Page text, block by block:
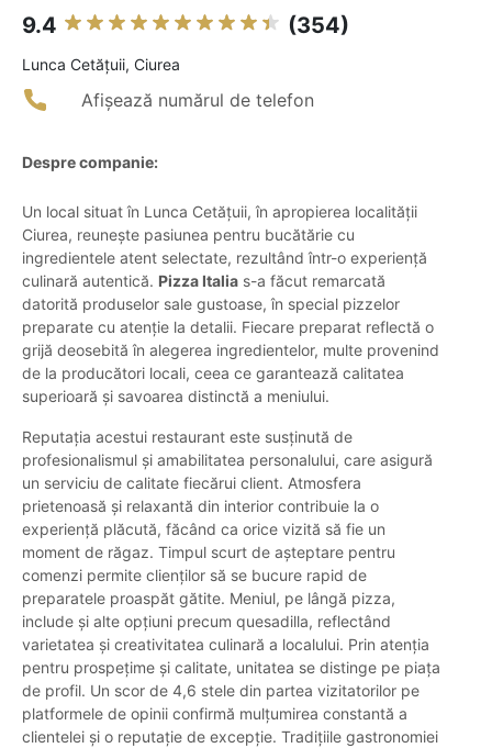
9.4 (354)
Lunca Cetăţuii, Ciurea
Afișează numărul de telefon
Despre companie:
Un local situat în Lunca Cetățuii, în apropierea localității
Ciurea, reunește pasiunea pentru bucătărie cu
ingredientele atent selectate, rezultând într-o experiență
culinară autentică. Pizza Italia s-a făcut remarcată
datorită produselor sale gustoase, în special pizzelor
preparate cu atenție la detalii. Fiecare preparat reflectă o
grijă deosebită în alegerea ingredientelor, multe provenind
de la producători locali, ceea ce garantează calitatea
superioară și savoarea distinctă a meniului.
Reputația acestui restaurant este susținută de
profesionalismul și amabilitatea personalului, care asigură
un serviciu de calitate fiecărui client. Atmosfera
prietenoasă și relaxantă din interior contribuie la o
experiență plăcută, făcând ca orice vizită să fie un
moment de răgaz. Timpul scurt de așteptare pentru
comenzi permite clienților să se bucure rapid de
preparatele proaspăt gătite. Meniul, pe lângă pizza,
include și alte opțiuni precum quesadilla, reflectând
varietatea și creativitatea culinară a localului. Prin atenția
pentru prospețime și calitate, unitatea se distinge pe piața
de profil. Un scor de 4,6 stele din partea vizitatorilor pe
platformele de opinii confirmă mulțumirea constantă a
clientelei și o reputație de excepție. Tradițiile gastronomiei